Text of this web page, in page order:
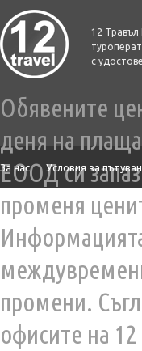
12
с
Обявените
деня на
ЕООД си
променя
промени.
офисите на
За нас Условия за